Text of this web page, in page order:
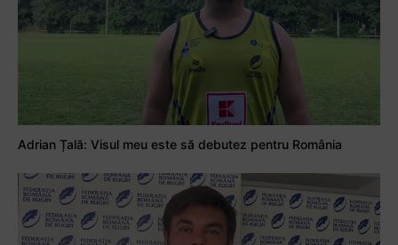
Adrian Țală: Visul meu este să debutez pentru România